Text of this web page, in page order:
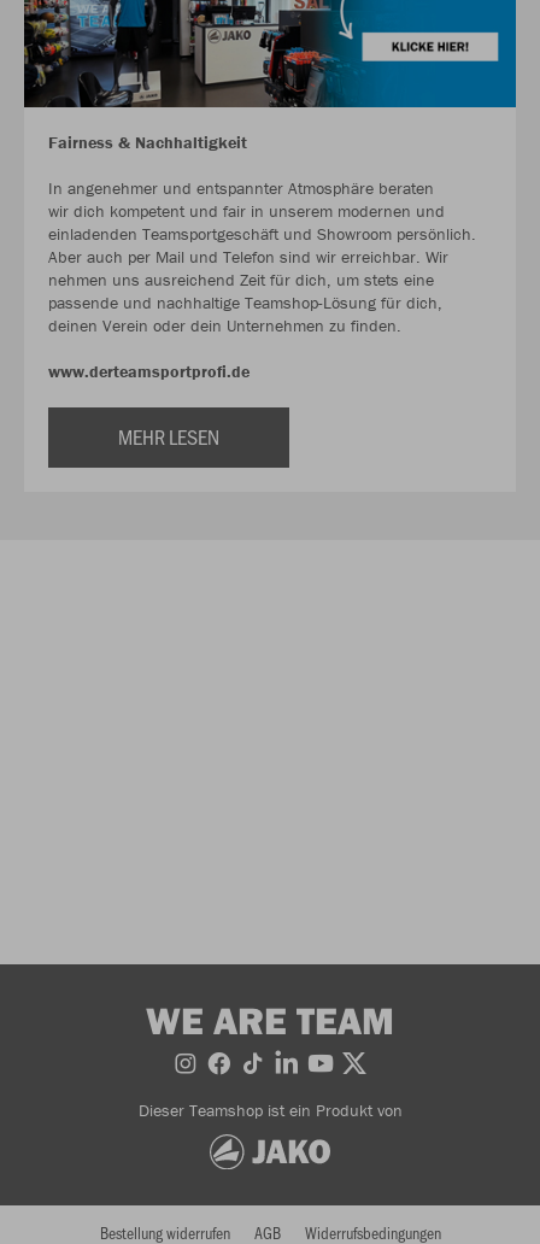
Fairness & Nachhaltigkeit
In angenehmer und entspannter Atmosphäre beraten
wir dich kompetent und fair in unserem modernen und
einladenden Teamsportgeschäft und Showroom persönlich.
Aber auch per Mail und Telefon sind wir erreichbar. Wir
nehmen uns ausreichend Zeit für dich, um stets eine
passende und nachhaltige Teamshop-Lösung für dich,
deinen Verein oder dein Unternehmen zu finden.
www.derteamsportprofi.de
MEHR LESEN
WE ARE TEAM
Dieser Teamshop ist ein Produkt von
Bestellung widerrufen AGB Widerrufsbedingungen